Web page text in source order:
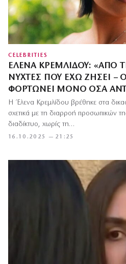
CELEBRITIES
ΈΛΕΝΑ ΚΡΕΜΛΊΔΟΥ: «ΑΠΌ
ΝΎΧΤΕΣ ΠΟΥ ΈΧΩ ΖΉΣΕΙ –
ΦΟΡΤΏΝΕΙ ΜΌΝΟ ΌΣΑ
16.10.2025 — 21:25
Η Έλενα Κρεμλίδου βρέθηκε στα
σχετικά με τη διαρροή προσωπικών
διαδίκτυο, χωρίς τη…